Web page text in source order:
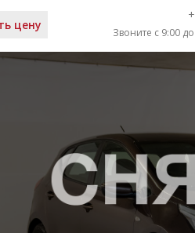
цену
Звоните с 9:00